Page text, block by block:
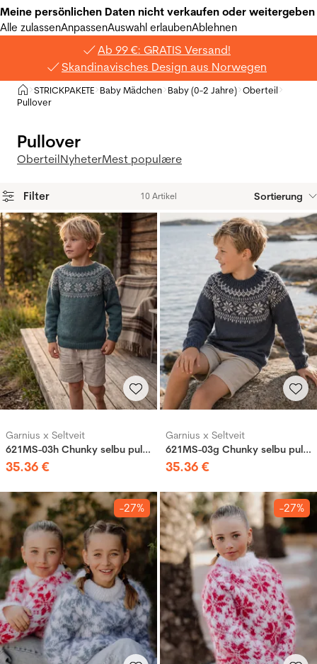
Meine persönlichen Daten nicht verkaufen oder weitergeben
Alle zulassenAnpassenAuswahl erlaubenAblehnen
Ab 99 €: GRATIS Versand!
Skandinavisches Design aus Norwegen
Privat
>STRICKPAKETE >Baby Mädchen >Baby (0-2 Jahre) >Oberteil
Pullover
Pullover
OberteilNyheterMest populære
Filter 10 Artikel Sortierung
Produkte
Garnius x Seltveit
621MS-03h Chunky selbu pullover mini
35.36 €
Garnius x Seltveit
621MS-03g Chunky selbu pullover mini
35.36 €
-27% -27%